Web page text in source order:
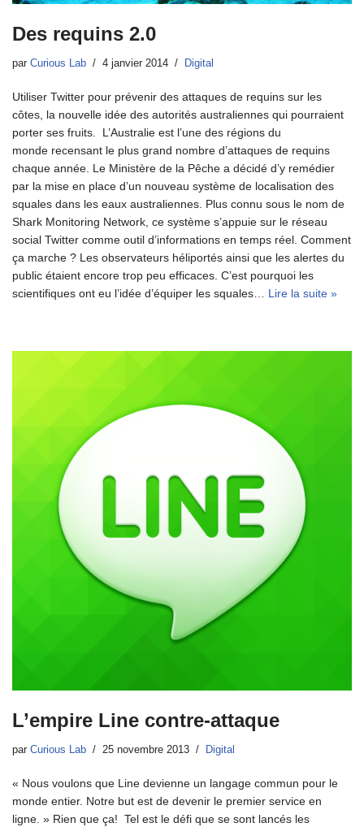
Des requins 2.0
par Curious Lab 4 janvier 2014 Digital
Utiliser Twitter pour prévenir des attaques de requins sur les
côtes, la nouvelle idée des autorités australiennes qui pourraient
porter ses fruits. L’Australie est l’une des régions du
monde recensant le plus grand nombre d’attaques de requins
chaque année. Le Ministère de la Pêche a décidé d’y remédier
par la mise en place d’un nouveau système de localisation des
squales dans les eaux australiennes. Plus connu sous le nom de
Shark Monitoring Network, ce système s’appuie sur le réseau
social Twitter comme outil d’informations en temps réel. Comment
ça marche ? Les observateurs héliportés ainsi que les alertes du
public étaient encore trop peu efficaces. C’est pourquoi les
scientifiques ont eu l’idée d’équiper les squales… Lire la suite »
L’empire Line contre-attaque
par Curious Lab 25 novembre 2013 Digital
« Nous voulons que Line devienne un langage commun pour le
monde entier. Notre but est de devenir le premier service en
ligne. » Rien que ça! Tel est le défi que se sont lancés les